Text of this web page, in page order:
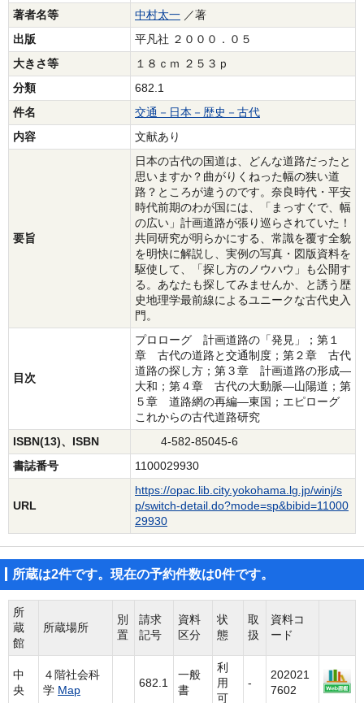
著者名等
中村太一 ／著
出版
平凡社 ２０００．０５
大きさ等
１８ｃｍ ２５３ｐ
分類
682.1
件名
交通－日本－歴史－古代
内容
文献あり
要旨
日本の古代の国道は、どんな道路だったと
思いますか？曲がりくねった幅の狭い道
路？ところが違うのです。奈良時代・平安
時代前期のわが国には、「まっすぐで、幅
の広い」計画道路が張り巡らされていた！
共同研究が明らかにする、常識を覆す全貌
を明快に解説し、実例の写真・図版資料を
駆使して、「探し方のノウハウ」も公開す
る。あなたも探してみませんか、と誘う歴
史地理学最前線によるユニークな古代史入
門。
目次
プロローグ 計画道路の「発見」；第１
章 古代の道路と交通制度；第２章 古代
道路の探し方；第３章 計画道路の形成―
大和；第４章 古代の大動脈―山陽道；第
５章 道路網の再編―東国；エピローグ
これからの古代道路研究
ISBN(13)、ISBN
4-582-85045-6
書誌番号
1100029930
URL
https://opac.lib.city.yokohama.lg.jp/winj/s
p/switch-detail.do?mode=sp&bibid=11000
29930
所蔵は2件です。現在の予約件数は0件です。
所
蔵
館
所蔵場所
別
置
請求
記号
資料
区分
状
態
取
扱
資料コ
ード
中
央
４階社会科
学 Map
682.1
一般
書
利
用
可
-
202021
7602